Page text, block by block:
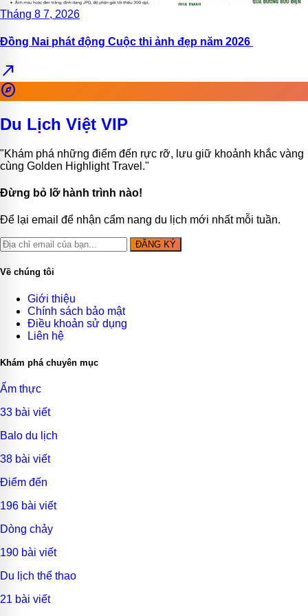
Tháng 8 7, 2026
Đồng Nai phát động Cuộc thi ảnh đẹp năm 2026
north_east
explore
Du Lịch Việt VIP
"Khám phá những điểm đến rực rỡ, lưu giữ khoảnh khắc vàng
cùng Golden Highlight Travel."
Đừng bỏ lỡ hành trình nào!
Để lại email để nhận cẩm nang du lịch mới nhất mỗi tuần.
ĐĂNG KÝ
Về chúng tôi
Giới thiệu
Chính sách bảo mật
Điều khoản sử dụng
Liên hệ
Khám phá chuyên mục
Ẩm thực
33 bài viết
Balo du lịch
38 bài viết
Điểm đến
196 bài viết
Dòng chảy
190 bài viết
Du lịch thể thao
21 bài viết